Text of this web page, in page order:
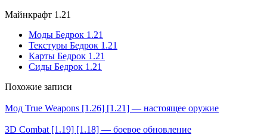
Майнкрафт 1.21
Моды Бедрок 1.21
Текстуры Бедрок 1.21
Карты Бедрок 1.21
Сиды Бедрок 1.21
Похожие записи
Мод True Weapons [1.26] [1.21] — настоящее оружие
3D Combat [1.19] [1.18] — боевое обновление